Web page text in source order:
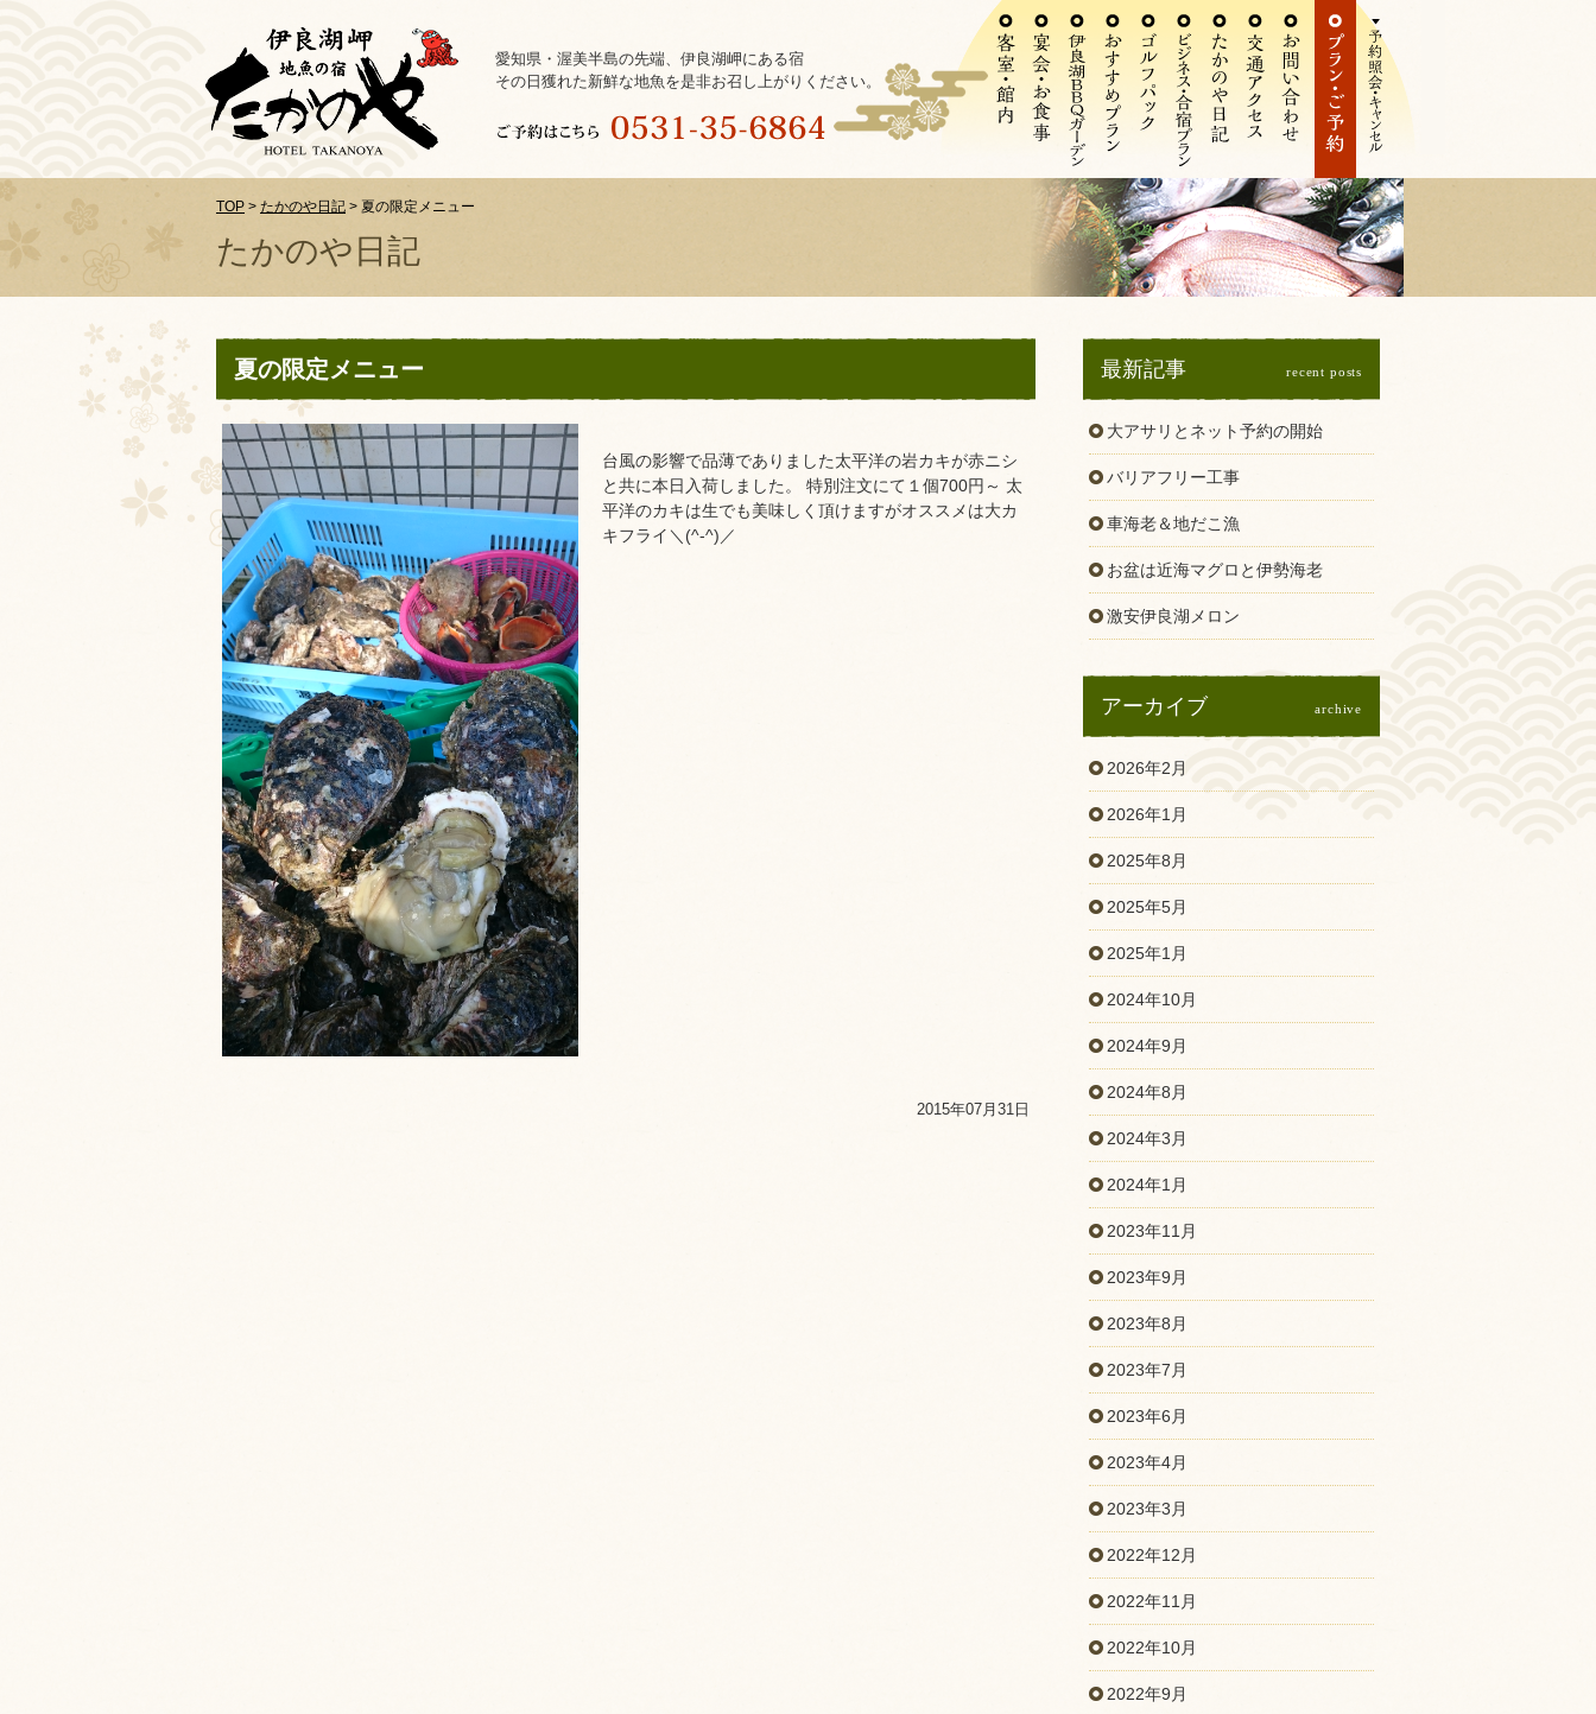
愛知県・渥美半島の先端、伊良湖岬にある宿
その日獲れた新鮮な地魚を是非お召し上がりください。
TOP > たかのや日記 > 夏の限定メニュー
たかのや日記
夏の限定メニュー
台風の影響で品薄でありました太平洋の岩カキが赤ニシ
と共に本日入荷しました。 特別注文にて１個700円～ 太
平洋のカキは生でも美味しく頂けますがオススメは大カ
キフライ＼(^-^)／
2015年07月31日
最新記事 recent posts
大アサリとネット予約の開始
バリアフリー工事
車海老＆地だこ漁
お盆は近海マグロと伊勢海老
激安伊良湖メロン
アーカイブ archive
2026年2月
2026年1月
2025年8月
2025年5月
2025年1月
2024年10月
2024年9月
2024年8月
2024年3月
2024年1月
2023年11月
2023年9月
2023年8月
2023年7月
2023年6月
2023年4月
2023年3月
2022年12月
2022年11月
2022年10月
2022年9月